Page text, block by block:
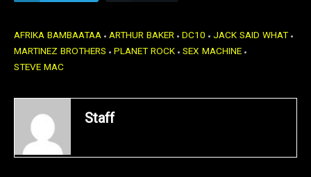
AFRIKA BAMBAATAA ARTHUR BAKER DC10 JACK SAID WHAT
MARTINEZ BROTHERS PLANET ROCK SEX MACHINE
STEVE MAC
Staff